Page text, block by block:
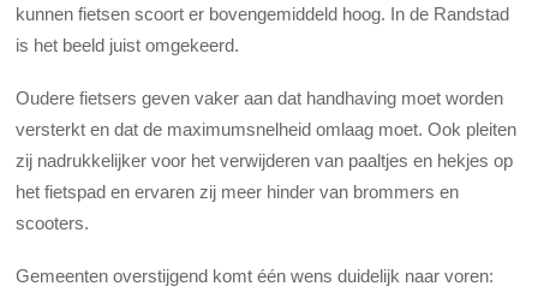
kunnen fietsen scoort er bovengemiddeld hoog. In de Randstad
is het beeld juist omgekeerd.
Oudere fietsers geven vaker aan dat handhaving moet worden
versterkt en dat de maximumsnelheid omlaag moet. Ook pleiten
zij nadrukkelijker voor het verwijderen van paaltjes en hekjes op
het fietspad en ervaren zij meer hinder van brommers en
scooters.
Gemeenten overstijgend komt één wens duidelijk naar voren: